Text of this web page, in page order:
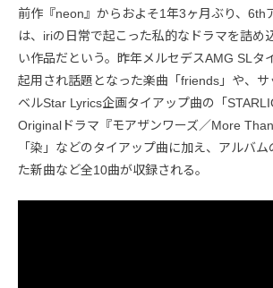
前作『neon』からおよそ1年3ヶ月ぶり、6th
は、iriの日常で起こった私的なドラマを詰め
い作品だという。昨年メルセデスAMG SLタ
起用され話題となった楽曲「friends」や、サ
ベルStar Lyrics企画タイアップ曲の「
Originalドラマ『モアザンワーズ／More
「染」などのタイアップ曲に加え、アルバ
た新曲など全10曲が収録される。